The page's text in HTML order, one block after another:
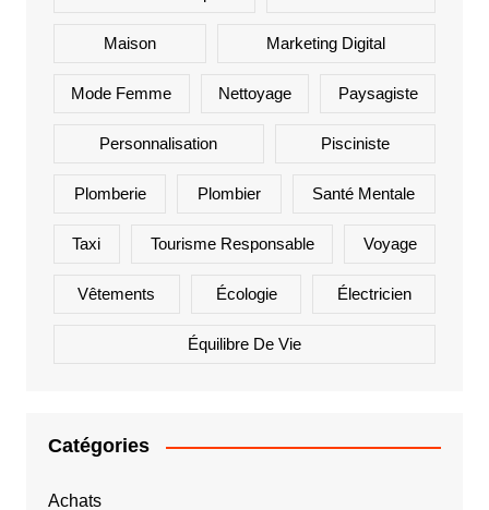
Maison Marketing Digital
Mode Femme Nettoyage Paysagiste
Personnalisation Pisciniste
Plomberie Plombier Santé Mentale
Taxi Tourisme Responsable Voyage
Vêtements Écologie Électricien
Équilibre De Vie
Catégories
Achats